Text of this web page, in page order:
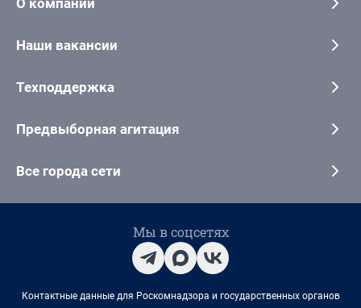
О компании
Наши вакансии
Техподдержка
Предвыборная агитация
Все города сети
Мы в соцсетях
Контактные данные для Роскомнадзора и государственных органов